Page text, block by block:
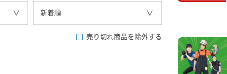
新着順
売り切れ商品を除外する